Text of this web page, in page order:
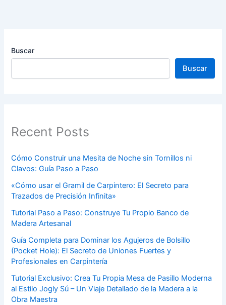
Buscar
Buscar
Recent Posts
Cómo Construir una Mesita de Noche sin Tornillos ni
Clavos: Guía Paso a Paso
«Cómo usar el Gramil de Carpintero: El Secreto para
Trazados de Precisión Infinita»
Tutorial Paso a Paso: Construye Tu Propio Banco de
Madera Artesanal
Guía Completa para Dominar los Agujeros de Bolsillo
(Pocket Hole): El Secreto de Uniones Fuertes y
Profesionales en Carpintería
Tutorial Exclusivo: Crea Tu Propia Mesa de Pasillo Moderna
al Estilo Jogly Sú – Un Viaje Detallado de la Madera a la
Obra Maestra